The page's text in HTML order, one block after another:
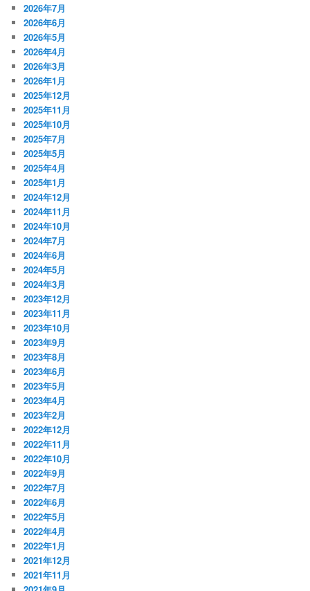
2026年7月
2026年6月
2026年5月
2026年4月
2026年3月
2026年1月
2025年12月
2025年11月
2025年10月
2025年7月
2025年5月
2025年4月
2025年1月
2024年12月
2024年11月
2024年10月
2024年7月
2024年6月
2024年5月
2024年3月
2023年12月
2023年11月
2023年10月
2023年9月
2023年8月
2023年6月
2023年5月
2023年4月
2023年2月
2022年12月
2022年11月
2022年10月
2022年9月
2022年7月
2022年6月
2022年5月
2022年4月
2022年1月
2021年12月
2021年11月